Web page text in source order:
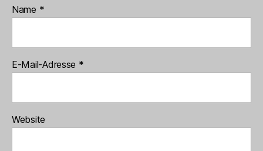
Name *
E-Mail-Adresse *
Website